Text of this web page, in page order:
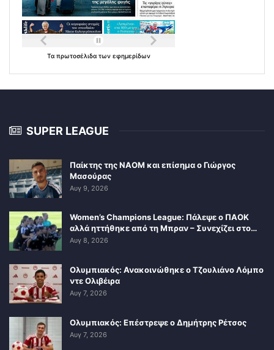
Τα πρωτοσέλιδα των εφημερίδων
SUPER LEAGUE
Παίκτης της ΝΑΟΜ και επίσημα ο Γιώργος
Μασούρας
Αυγ 9, 2026
Women’s Champions League: Πάλεψε ο ΠΑΟΚ
αλλά ηττήθηκε από τη Μπραν – Συνεχίζει στο…
Αυγ 8, 2026
Ολυμπιακός: Ανακοινώθηκε ο Τζουλιάνο Λόμπο
ντε Ολιβέιρα
Αυγ 7, 2026
Ολυμπιακός: Επέστρεψε ο Δημήτρης Ρέτσος
Αυγ 7, 2026